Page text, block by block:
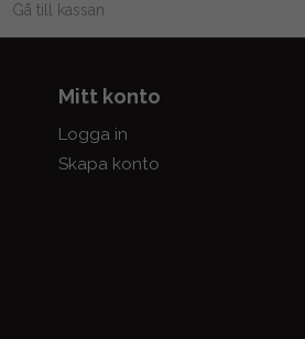
Gå till kassan
Mitt konto
Logga in
Skapa konto